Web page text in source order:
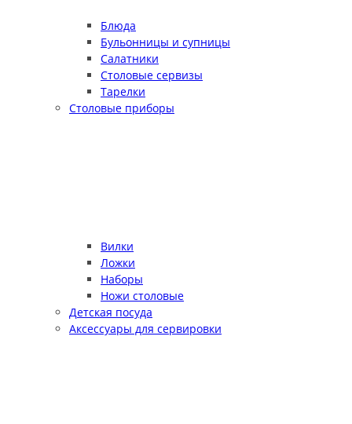
Блюда
Бульонницы и супницы
Салатники
Столовые сервизы
Тарелки
Столовые приборы
Вилки
Ложки
Наборы
Ножи столовые
Детская посуда
Аксессуары для сервировки